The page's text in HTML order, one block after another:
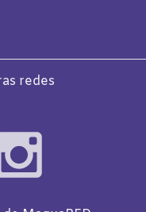
redes